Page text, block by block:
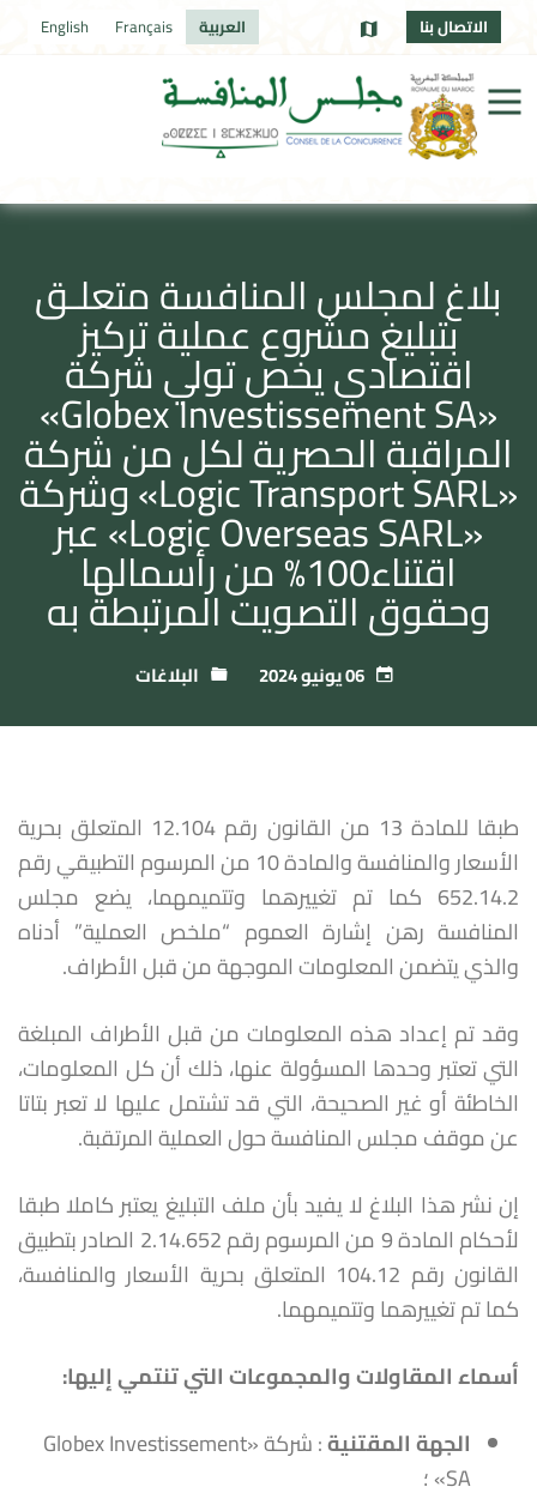
الاتصال بنا العربية Français
English
بلاغ لمجلس المنافسة متعلـق
بتبليغ مشروع عملية تركيز
اقتصادي يخص تولي شركة
«Globex Investissement SA»
المراقبة الحصرية لكل من شركة
«Logic Transport SARL» وشركة
«Logic Overseas SARL» عبر
اقتناء100% من رأسمالها
وحقوق التصويت المرتبطة به
البلاغات
طبقا للمادة 13 من القانون رقم 12.104 المتعلق بحرية
الأسعار والمنافسة والمادة 10 من المرسوم التطبيقي رقم
652.14.2 كما تم تغييرهما وتتميمهما، يضع مجلس
المنافسة رهن إشارة العموم “ملخص العملية” أدناه
والذي يتضمن المعلومات الموجهة من قبل الأطراف.
وقد تم إعداد هذه المعلومات من قبل الأطراف المبلغة
التي تعتبر وحدها المسؤولة عنها، ذلك أن كل المعلومات،
الخاطئة أو غير الصحيحة، التي قد تشتمل عليها لا تعبر بتاتا
عن موقف مجلس المنافسة حول العملية المرتقبة.
إن نشر هذا البلاغ لا يفيد بأن ملف التبليغ يعتبر كاملا طبقا
لأحكام المادة 9 من المرسوم رقم 2.14.652 الصادر بتطبيق
القانون رقم 104.12 المتعلق بحرية الأسعار والمنافسة،
كما تم تغييرهما وتتميمهما.
أسماء المقاولات والمجموعات التي تنتمي إليها:
الجهة المقتنية
: شركة «Globex Investissement
SA» ؛